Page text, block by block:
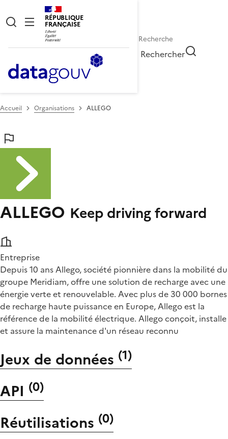
RÉPUBLIQUE
FRANÇAISE
Rechercher
Accueil Organisations ALLEGO
ALLEGO Keep driving forward
Entreprise
Depuis 10 ans Allego, société pionnière dans la mobilité du
groupe Meridiam, offre une solution de recharge avec une
énergie verte et renouvelable. Avec plus de 30 000 bornes
de recharge haute puissance en Europe, Allego est la
référence de la mobilité électrique. Allego conçoit, installe
et assure la maintenance d'un réseau reconnu
Jeux de données (1)
API (0)
Réutilisations (0)